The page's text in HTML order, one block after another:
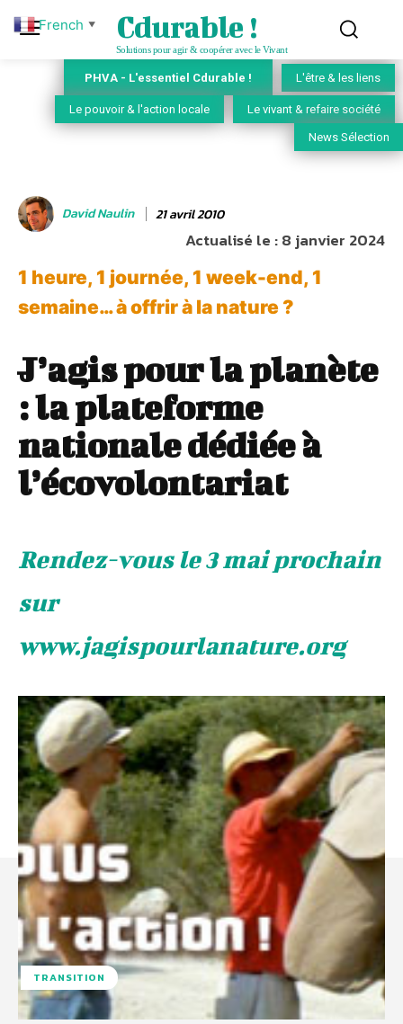
Cdurable !
Solutions pour agir & coopérer avec le Vivant
PHVA - L'essentiel Cdurable ! L'être & les liens
Le pouvoir & l'action locale Le vivant & refaire société
News Sélection
David Naulin 21 avril 2010
Actualisé le :8 janvier 2024
1 heure, 1 journée, 1 week-end, 1
semaine… à offrir à la nature ?
J’agis pour la planète
: la plateforme
nationale dédiée à
l’écovolontariat
Rendez-vous le 3 mai prochain
sur
www.jagispourlanature.org
TRANSITION
French ▼